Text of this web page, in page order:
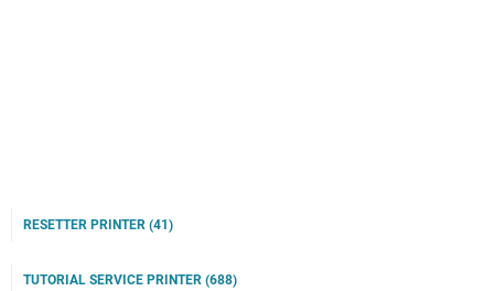
RESETTER PRINTER (41)
TUTORIAL SERVICE PRINTER (688)